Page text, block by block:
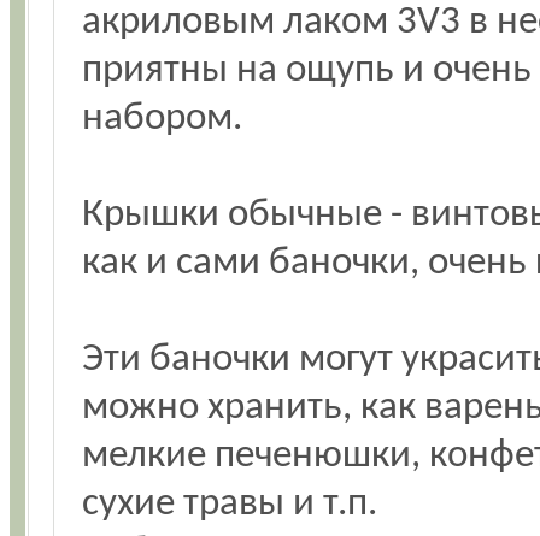
акриловым лаком 3V3 в
приятны на ощупь и очень
набором.
Крышки обычные -
как и сами баночки,
Эти баночки могут
можно хранить, как
мелкие печенюшки,
сухие травы и т.п.